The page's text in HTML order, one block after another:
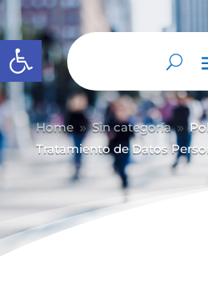
Abrir barra de herramientas
Home 9 Sin categoría 9
Tratamiento de Datos